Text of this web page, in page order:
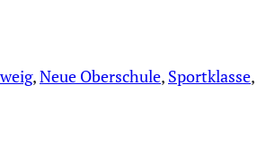
, Neue Oberschule, Sportklasse,